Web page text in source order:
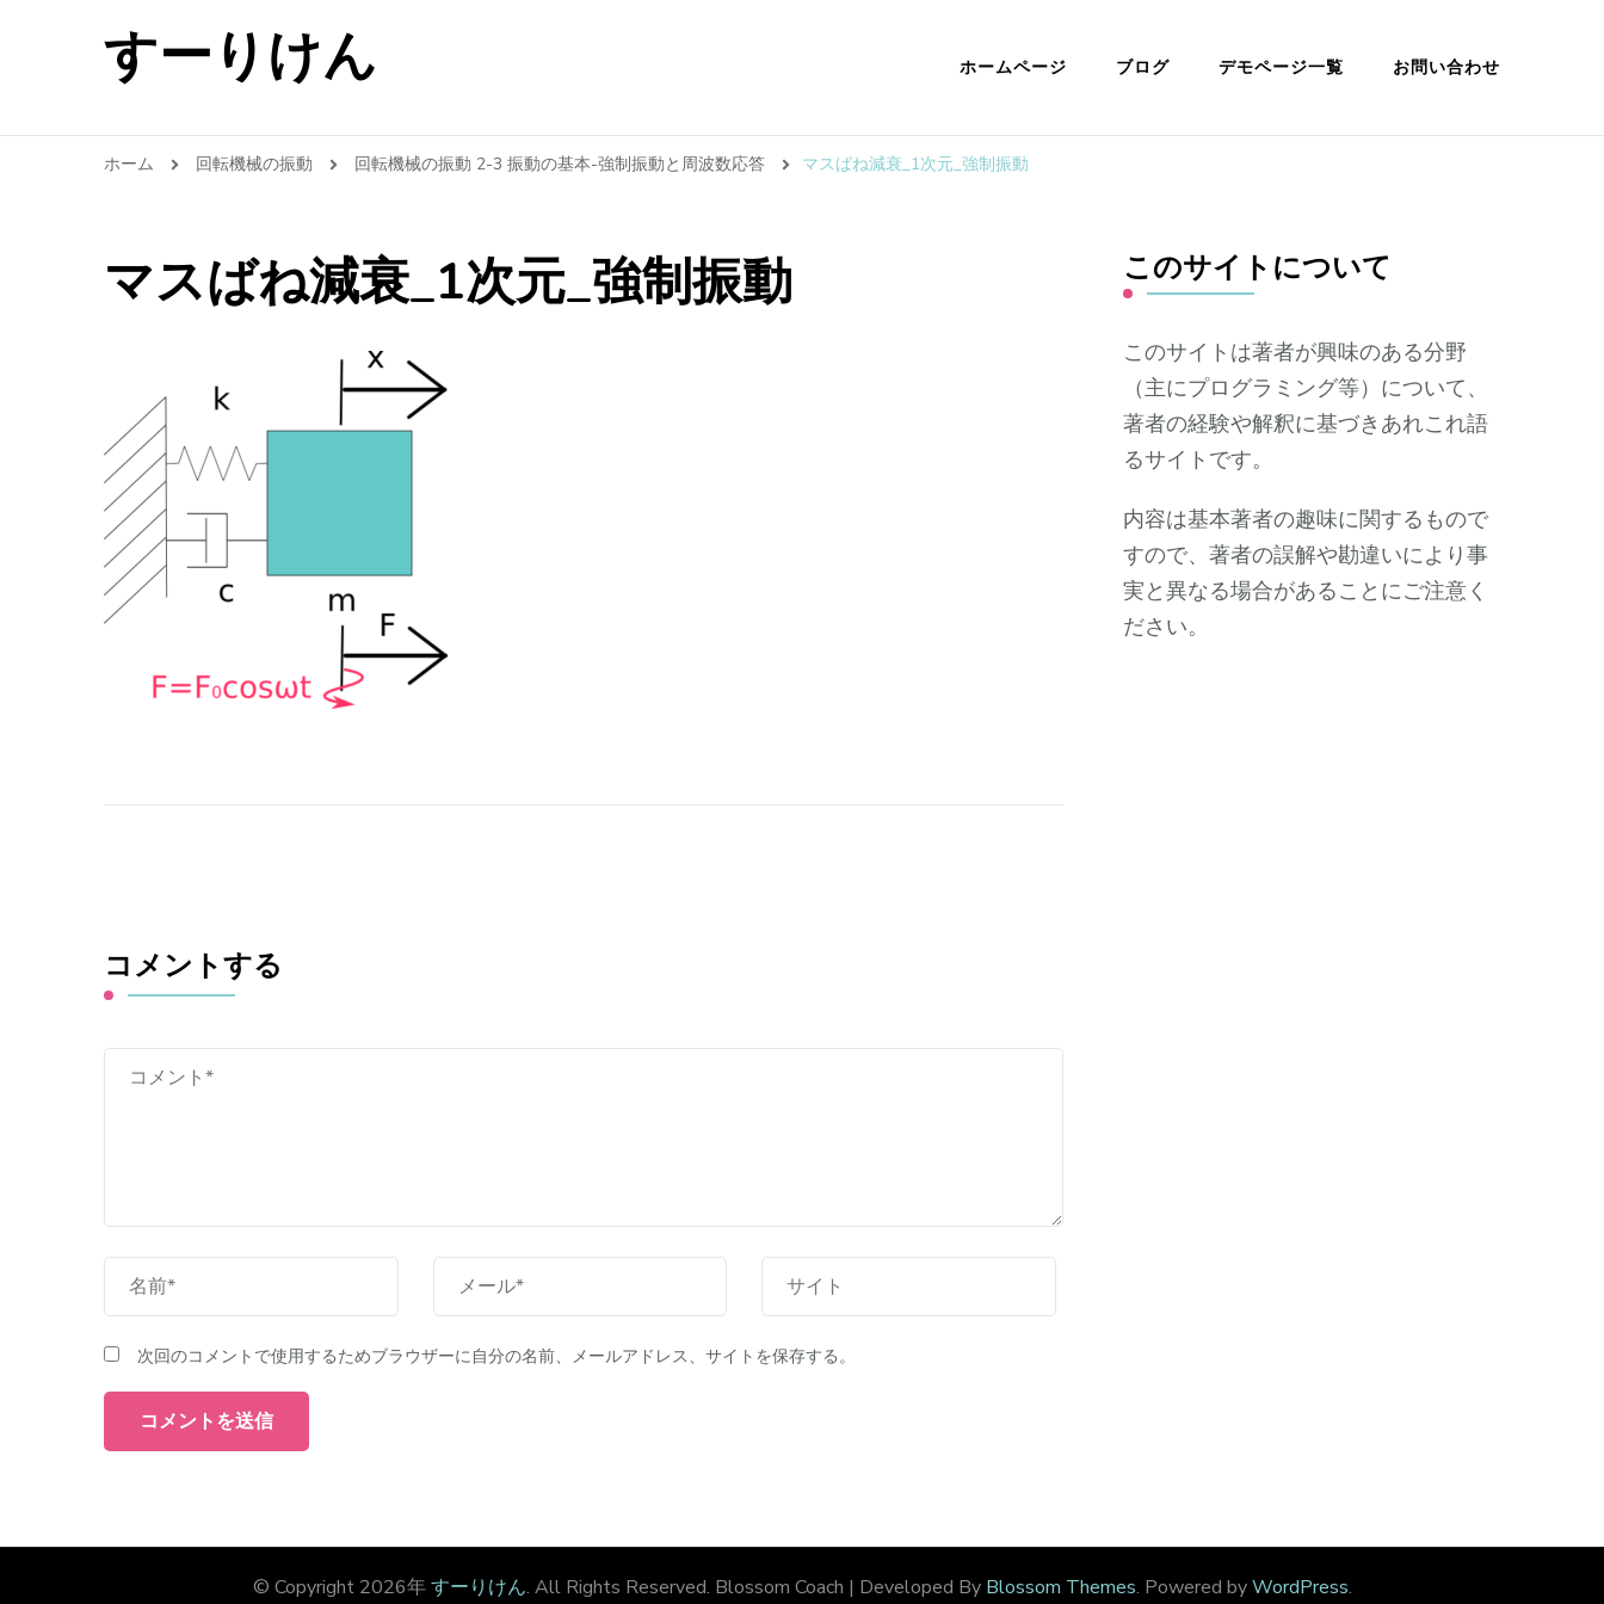
すーりけん ホームページ ブログ デモページ一覧 お問い合わせ
ホーム 回転機械の振動 回転機械の振動 2-3 振動の基本-強制振動と周波数応答 マスばね減衰_1次元_強制振動
マスばね減衰_1次元_強制振動
コメントする
次回のコメントで使用するためブラウザーに自分の名前、メールアドレス、サイトを保存する。
このサイトについて
このサイトは著者が興味のある分野
（主にプログラミング等）について、
著者の経験や解釈に基づきあれこれ語
るサイトです。
内容は基本著者の趣味に関するもので
すので、著者の誤解や勘違いにより事
実と異なる場合があることにご注意く
ださい。
© Copyright 2026年すーりけん. All Rights Reserved. Blossom Coach | Developed By Blossom Themes. Powered byWordPress.